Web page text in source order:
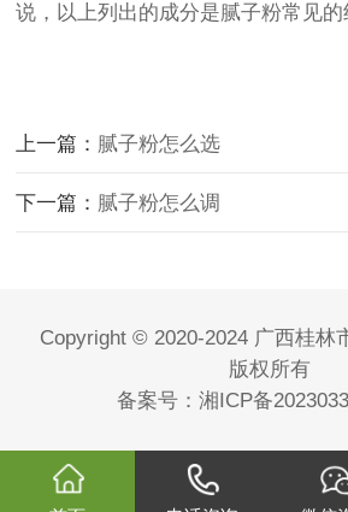
说，以上列出的成分是腻子粉常见的
上一篇： 腻子粉怎么选
下一篇： 腻子粉怎么调
Copyright © 2020-2024 广西桂林
版权所有
备案号： 湘ICP备